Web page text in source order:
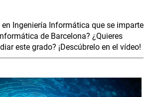
en Ingeniería Informática que se imparte
de Barcelona? ¿Quieres
este grado? ¡Descúbrelo en el vídeo!